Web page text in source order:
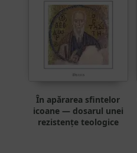
În apărarea sfintelor
icoane — dosarul unei
rezistențe teologice